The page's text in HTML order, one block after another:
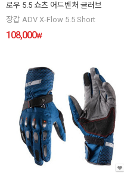
로우 5.5 쇼츠 어드벤처 글러브
장갑 ADV X-Flow 5.5 Short
108,000₩